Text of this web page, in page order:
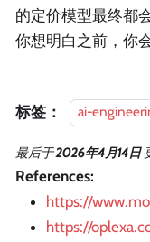
的定价模型最终都
你想明白之前，你
标签： ai-
最后于2026年4月14日
References:
https://
https://